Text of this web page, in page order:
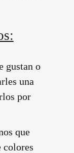
gustan o
una
por
que
colores